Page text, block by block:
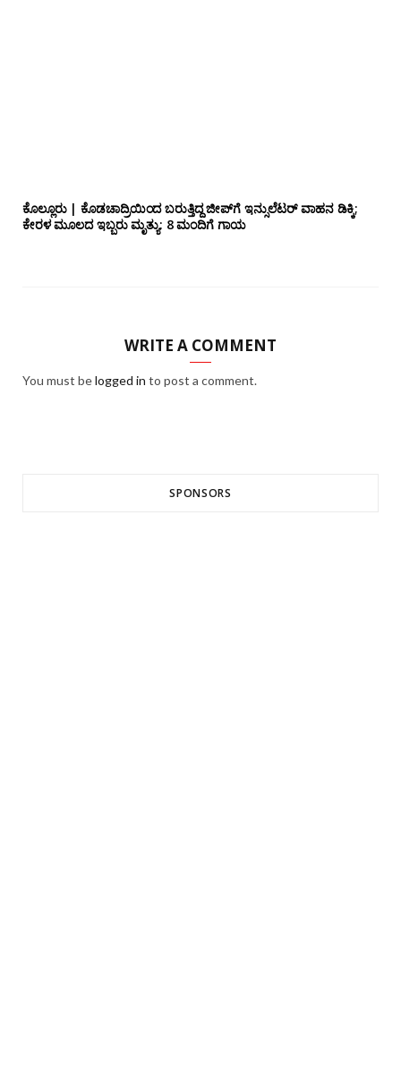
ಕೊಲ್ಲೂರು | ಕೊಡಚಾದ್ರಿಯಿಂದ ಬರುತ್ತಿದ್ದ ಜೀಪ್‌ಗೆ ಇನ್ಸುಲೆಟರ್ ವಾಹನ ಡಿಕ್ಕಿ;
ಕೇರಳ ಮೂಲದ ಇಬ್ಬರು ಮೃತ್ಯು: 8 ಮಂದಿಗೆ ಗಾಯ
WRITE A COMMENT
You must belogged in to post a comment.
SPONSORS